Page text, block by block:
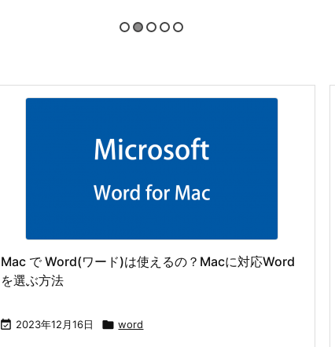
Mac で Word(ワード)は使えるの？Macに対応Word
を選ぶ方法
 2023年12月16日  word